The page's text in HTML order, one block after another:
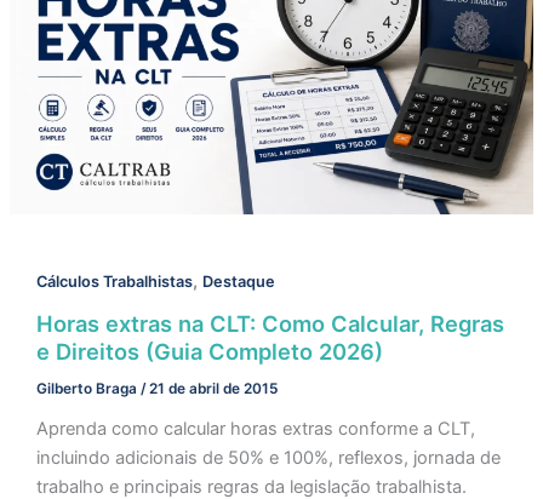
Cálculos Trabalhistas, Destaque
Horas extras na CLT: Como Calcular, Regras
e Direitos (Guia Completo 2026)
Gilberto Braga /21 de abril de 2015
Aprenda como calcular horas extras conforme a CLT,
incluindo adicionais de 50% e 100%, reflexos, jornada de
trabalho e principais regras da legislação trabalhista.